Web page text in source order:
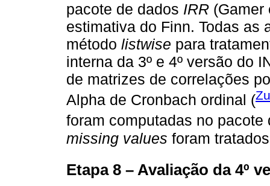
pacote de dados IRR (Gamer
estimativa do Finn. Todas as
método listwise para
interna da 3º e 4º versão do
de matrizes de correlações
Alpha de Cronbach ordinal (
foram computadas no
missing values foram
Etapa 8 – Avaliação da 4º